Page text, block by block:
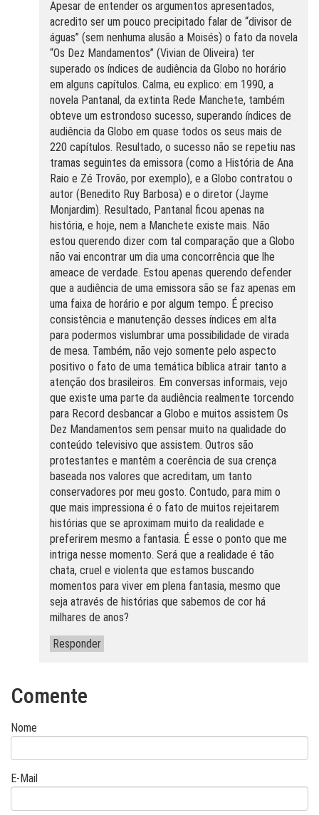
Apesar de entender os argumentos apresentados,
acredito ser um pouco precipitado falar de “divisor de
águas” (sem nenhuma alusão a Moisés) o fato da novela
“Os Dez Mandamentos” (Vivian de Oliveira) ter
superado os índices de audiência da Globo no horário
em alguns capítulos. Calma, eu explico: em 1990, a
novela Pantanal, da extinta Rede Manchete, também
obteve um estrondoso sucesso, superando índices de
audiência da Globo em quase todos os seus mais de
220 capítulos. Resultado, o sucesso não se repetiu nas
tramas seguintes da emissora (como a História de Ana
Raio e Zé Trovão, por exemplo), e a Globo contratou o
autor (Benedito Ruy Barbosa) e o diretor (Jayme
Monjardim). Resultado, Pantanal ficou apenas na
história, e hoje, nem a Manchete existe mais. Não
estou querendo dizer com tal comparação que a Globo
não vai encontrar um dia uma concorrência que lhe
ameace de verdade. Estou apenas querendo defender
que a audiência de uma emissora são se faz apenas em
uma faixa de horário e por algum tempo. É preciso
consistência e manutenção desses índices em alta
para podermos vislumbrar uma possibilidade de virada
de mesa. Também, não vejo somente pelo aspecto
positivo o fato de uma temática bíblica atrair tanto a
atenção dos brasileiros. Em conversas informais, vejo
que existe uma parte da audiência realmente torcendo
para Record desbancar a Globo e muitos assistem Os
Dez Mandamentos sem pensar muito na qualidade do
conteúdo televisivo que assistem. Outros são
protestantes e mantêm a coerência de sua crença
baseada nos valores que acreditam, um tanto
conservadores por meu gosto. Contudo, para mim o
que mais impressiona é o fato de muitos rejeitarem
histórias que se aproximam muito da realidade e
preferirem mesmo a fantasia. É esse o ponto que me
intriga nesse momento. Será que a realidade é tão
chata, cruel e violenta que estamos buscando
momentos para viver em plena fantasia, mesmo que
seja através de histórias que sabemos de cor há
milhares de anos?
Responder
Comente
Nome
E-Mail